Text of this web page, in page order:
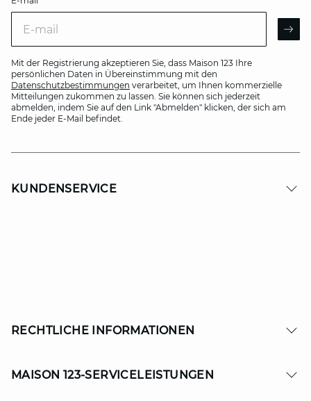
Mit der Registrierung akzeptieren Sie, dass Maison 123 Ihre
persönlichen Daten in Übereinstimmung mit den
Datenschutzbestimmungen verarbeitet, um Ihnen kommerzielle
Mitteilungen zukommen zu lassen. Sie können sich jederzeit
abmelden, indem Sie auf den Link "Abmelden" klicken, der sich am
Ende jeder E-Mail befindet.
KUNDENSERVICE
RECHTLICHE INFORMATIONEN
MAISON 123-SERVICELEISTUNGEN